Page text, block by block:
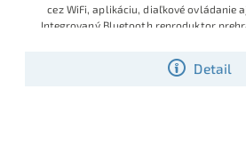
Detail
cez WiFi, aplikáciu, diaľkové ovládanie aj
Integrovaný Bluetooth reproduktor prehr
kuchyne či akoko